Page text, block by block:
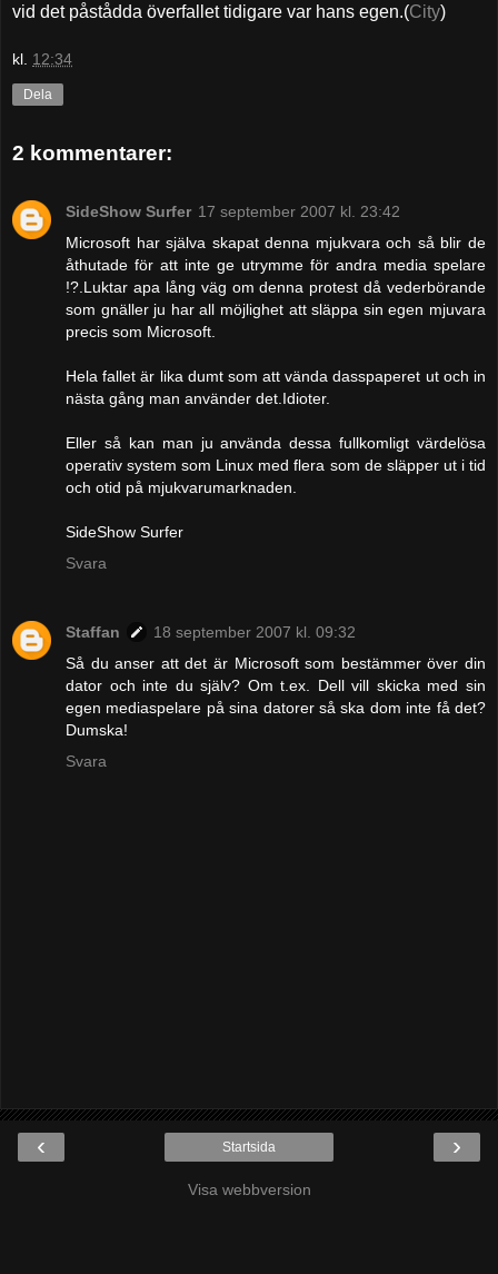
vid det påstådda överfallet tidigare var hans egen.(City)
kl. 12:34
Dela
2 kommentarer:
SideShow Surfer 17 september 2007 kl. 23:42
Microsoft har själva skapat denna mjukvara och så blir de
åthutade för att inte ge utrymme för andra media spelare
!?.Luktar apa lång väg om denna protest då vederbörande
som gnäller ju har all möjlighet att släppa sin egen mjuvara
precis som Microsoft.
Hela fallet är lika dumt som att vända dasspaperet ut och in
nästa gång man använder det.Idioter.
Eller så kan man ju använda dessa fullkomligt värdelösa
operativ system som Linux med flera som de släpper ut i tid
och otid på mjukvarumarknaden.
SideShow Surfer
Svara
Staffan
18 september 2007 kl. 09:32
Så du anser att det är Microsoft som bestämmer över din
dator och inte du själv? Om t.ex. Dell vill skicka med sin
egen mediaspelare på sina datorer så ska dom inte få det?
Dumska!
Svara
‹ ›
Startsida
Visa webbversion